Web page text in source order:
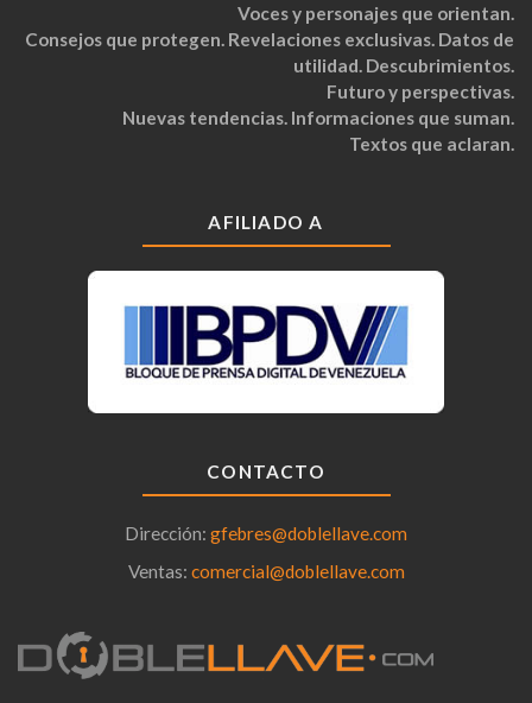
Voces y personajes que orientan.
Consejos que protegen. Revelaciones exclusivas. Datos de
utilidad. Descubrimientos.
Futuro y perspectivas.
Nuevas tendencias. Informaciones que suman.
Textos que aclaran.
AFILIADO A
CONTACTO
Dirección: gfebres@doblellave.com
Ventas: comercial@doblellave.com